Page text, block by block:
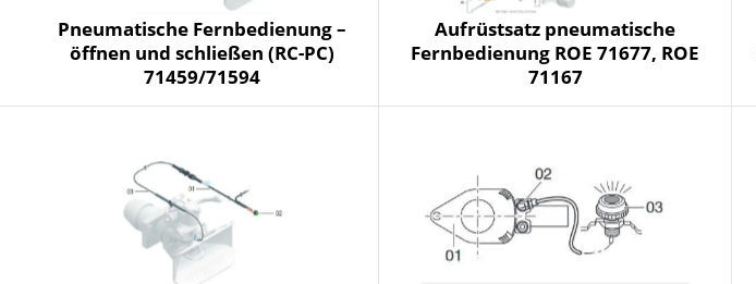
Pneumatische Fernbedienung –
öffnen und schließen (RC-PC)
71459/71594
Aufrüstsatz pneumatische
Fernbedienung ROE 71677, ROE
71167